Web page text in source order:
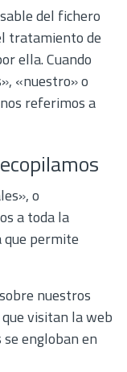
del fichero
tratamiento de
ella. Cuando
«nuestro» o
referimos a
o
a toda la
permite
nuestros
visitan la web
se engloban en